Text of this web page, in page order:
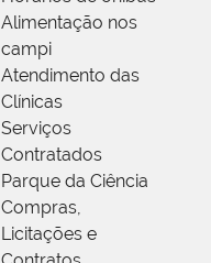
Alimentação nos
campi
Atendimento das
Clínicas
Serviços
Contratados
Parque da Ciência
Compras,
Licitações e